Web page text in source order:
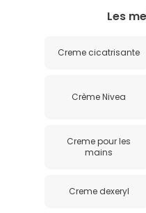
Les
Creme cicatrisante
Crème Nivea
Creme pour les
mains
Creme dexeryl